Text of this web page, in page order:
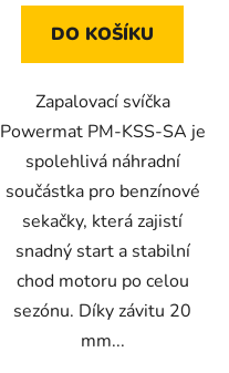
DO KOŠÍKU
Zapalovací svíčka
Powermat PM-KSS-SA je
spolehlivá náhradní
součástka pro benzínové
sekačky, která zajistí
snadný start a stabilní
chod motoru po celou
sezónu. Díky závitu 20
mm...